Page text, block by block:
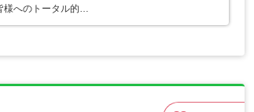
様へのトータル的…